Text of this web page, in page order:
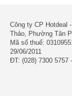
Công ty CP Hotdeal
Thảo, Phường Tân
Mã số thuế:
29/06/2011
ĐT: (028) 7300 5757